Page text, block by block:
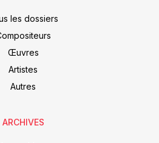
les dossiers
Œuvres
Artistes
Autres
ARCHIVES